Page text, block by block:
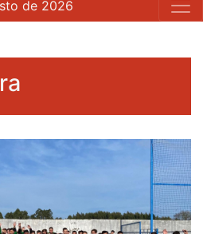
de 2026